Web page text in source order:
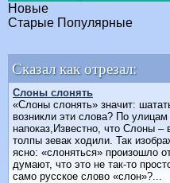
Новые
Старые Популярные
Сказал как отрезал:
Слоны слонять
«Слоны слонять» значит:
возникли эти слова? По
напоказ,Известно, что Слоны –
толпы зевак ходили. Так
ясно: «слоняться» произошло
думают, что это не так-то
само русское слово «слон»?...